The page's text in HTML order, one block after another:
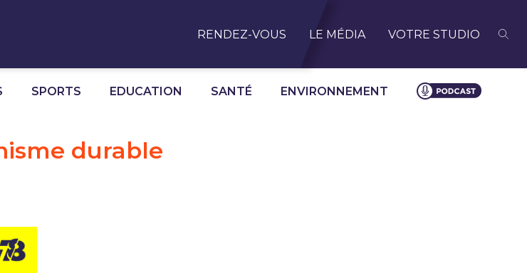
RENDEZ-VOUS LE MÉDIA VOTRE STUDIO
SPORTS EDUCATION SANTÉ ENVIRONNEMENT
durable